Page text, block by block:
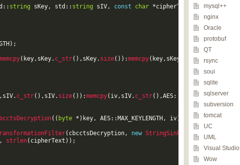
:: string sKey, std :: string sIV, const char *cipherText
) ;
( key, sKey. c_str( ) , sKey. size( ) ) :memcpy( key, sKey c_str (),AES
, sIV. c_str( ) , sIV. size( ) ) :memcpy( iv, sIV. c_str( ) ,AES:: BLOCKSIZE);
( ( byte * ) key, AES:: MAX_KEYLENGTH , iv)
( cbcctsDecryption, new StringSink outstr )) )
, strlen( cipherText ) ) ;
mysql++
nginx
Oracle
protobuf
QT
rsync
soui
sqlite
sqlserver
subversion
tomcat
UC
UML
Visual Studio
Wow